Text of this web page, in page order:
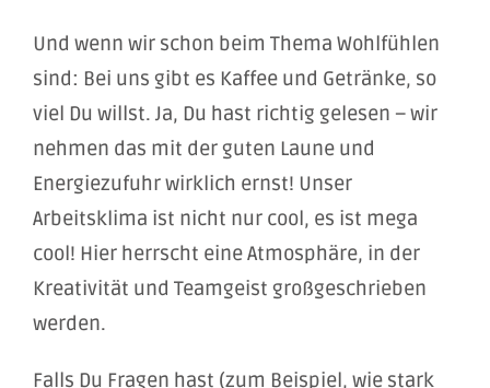
Und wenn wir schon beim Thema Wohlfühlen
sind: Bei uns gibt es Kaffee und Getränke, so
viel Du willst. Ja, Du hast richtig gelesen – wir
nehmen das mit der guten Laune und
Energiezufuhr wirklich ernst! Unser
Arbeitsklima ist nicht nur cool, es ist mega
cool! Hier herrscht eine Atmosphäre, in der
Kreativität und Teamgeist großgeschrieben
werden.
Falls Du Fragen hast (zum Beispiel, wie stark